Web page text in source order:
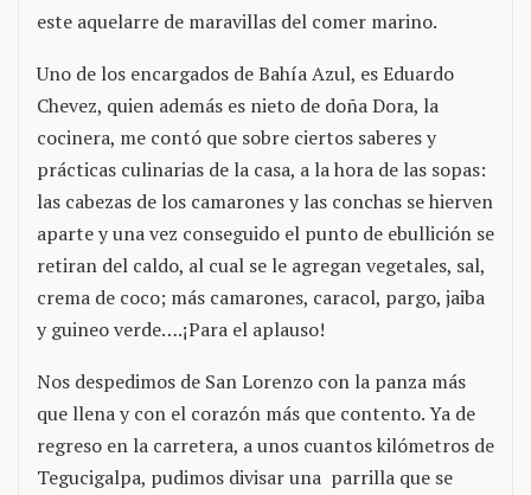
este aquelarre de maravillas del comer marino.
Uno de los encargados de Bahía Azul, es Eduardo
Chevez, quien además es nieto de doña Dora, la
cocinera, me contó que sobre ciertos saberes y
prácticas culinarias de la casa, a la hora de las sopas:
las cabezas de los camarones y las conchas se hierven
aparte y una vez conseguido el punto de ebullición se
retiran del caldo, al cual se le agregan vegetales, sal,
crema de coco; más camarones, caracol, pargo, jaiba
y guineo verde….¡Para el aplauso!
Nos despedimos de San Lorenzo con la panza más
que llena y con el corazón más que contento. Ya de
regreso en la carretera, a unos cuantos kilómetros de
Tegucigalpa, pudimos divisar una parrilla que se